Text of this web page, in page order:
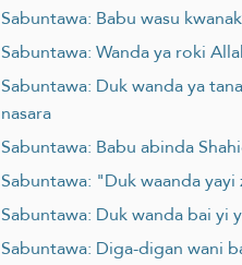
Sabuntawa: Babu wasu
Sabuntawa: Wanda ya roki
Sabuntawa: Duk wanda ya
nasara
Sabuntawa: Babu abinda
Sabuntawa: "Duk waanda
Sabuntawa: Duk wanda bai yi
Sabuntawa: Diga-digan wani